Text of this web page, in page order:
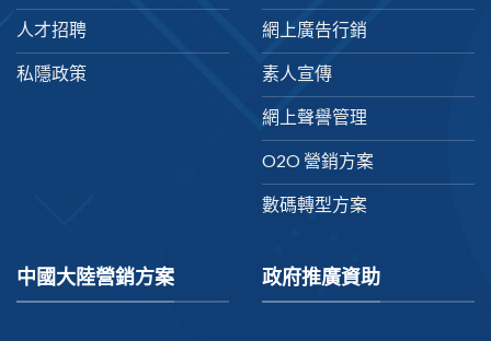
聯絡我們
人才招聘
社交媒體行銷
網上廣告行銷
素人宣傳
網上聲譽管理
O2O 營銷方案